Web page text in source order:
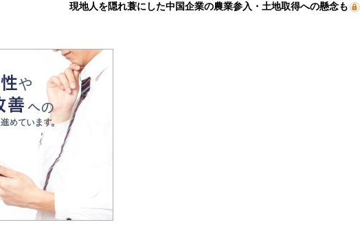
現地人を隠れ蓑にした中国企業の農業参入・土地取得への懸念も